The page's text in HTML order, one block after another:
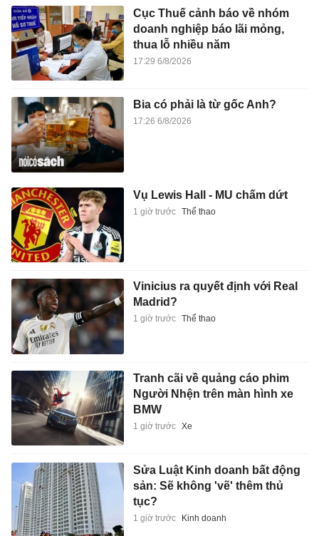
Cục Thuế cảnh báo về nhóm
doanh nghiệp báo lãi mỏng,
thua lỗ nhiều năm
17:29 6/8/2026
Bia có phải là từ gốc Anh?
17:26 6/8/2026
Vụ Lewis Hall - MU chấm dứt
1 giờ trước Thể thao
Vinicius ra quyết định với Real
Madrid?
1 giờ trước Thể thao
Tranh cãi về quảng cáo phim
Người Nhện trên màn hình xe
BMW
1 giờ trước Xe
Sửa Luật Kinh doanh bất động
sản: Sẽ không 'vẽ' thêm thủ
tục?
1 giờ trước Kinh doanh